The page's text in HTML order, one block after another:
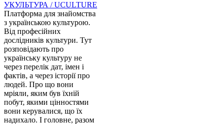
УКУЛЬТУРА / UCULTURE
Платформа для знайомства
з українською культурою.
Від професійних
дослідників культури. Тут
розповідають про
українську культуру не
через перелік дат, імен і
фактів, а через історії про
людей. Про що вони
мріяли, яким був їхній
побут, якими цінностями
вони керувалися, що їх
надихало. І головне, разом